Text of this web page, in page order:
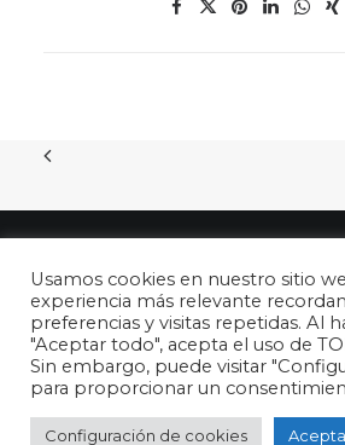
© 2026 26 de abril - DÍA DEL NIÑO en
Usamos cookies en nuestro sitio
experiencia más relevante
preferencias y visitas repetidas. Al
"Aceptar todo", acepta el uso de
Sin embargo, puede visitar
para proporcionar un
Configuración de cookies